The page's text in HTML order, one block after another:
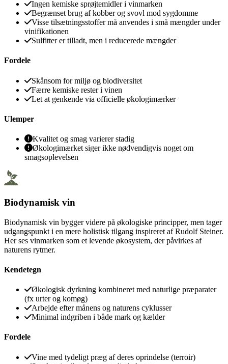
Ingen kemiske sprøjtemidler i vinmarken
Begrænset brug af kobber og svovl mod sygdomme
Visse tilsætningsstoffer må anvendes i små mængder under
vinifikationen
Sulfitter er tilladt, men i reducerede mængder
Fordele
Skånsom for miljø og biodiversitet
Færre kemiske rester i vinen
Let at genkende via officielle økologimærker
Ulemper
Kvalitet og smag varierer stadig
Økologimærket siger ikke nødvendigvis noget om
smagsoplevelsen
Biodynamisk vin
Biodynamisk vin bygger videre på økologiske principper, men tager
udgangspunkt i en mere holistisk tilgang inspireret af Rudolf Steiner.
Her ses vinmarken som et levende økosystem, der påvirkes af
naturens rytmer.
Kendetegn
Økologisk dyrkning kombineret med naturlige præparater
(fx urter og komøg)
Arbejde efter månens og naturens cyklusser
Minimal indgriben i både mark og kælder
Fordele
Vine med tydeligt præg af deres oprindelse (terroir)